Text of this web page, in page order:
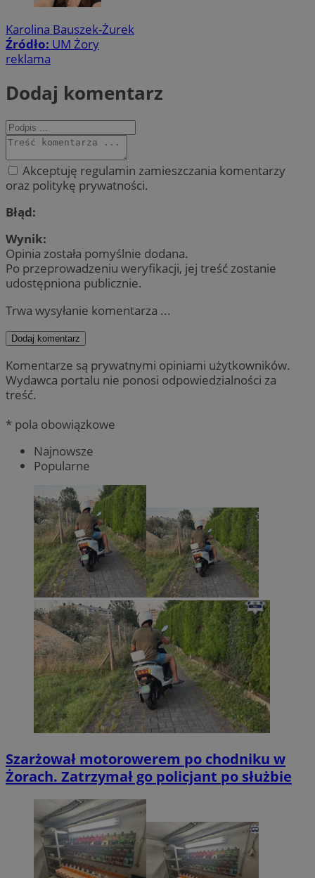
Karolina Bauszek-Żurek
Źródło: UM Żory
reklama
Dodaj komentarz
Akceptuję regulamin zamieszczania komentarzy
oraz politykę prywatności.
Błąd:
Wynik:
Opinia została pomyślnie dodana.
Po przeprowadzeniu weryfikacji, jej treść zostanie
udostępniona publicznie.
Trwa wysyłanie komentarza ...
Dodaj komentarz
Komentarze są prywatnymi opiniami użytkowników.
Wydawca portalu nie ponosi odpowiedzialności za
treść.
* pola obowiązkowe
Najnowsze
Popularne
Szarżował motorowerem po chodniku w
Żorach. Zatrzymał go policjant po służbie